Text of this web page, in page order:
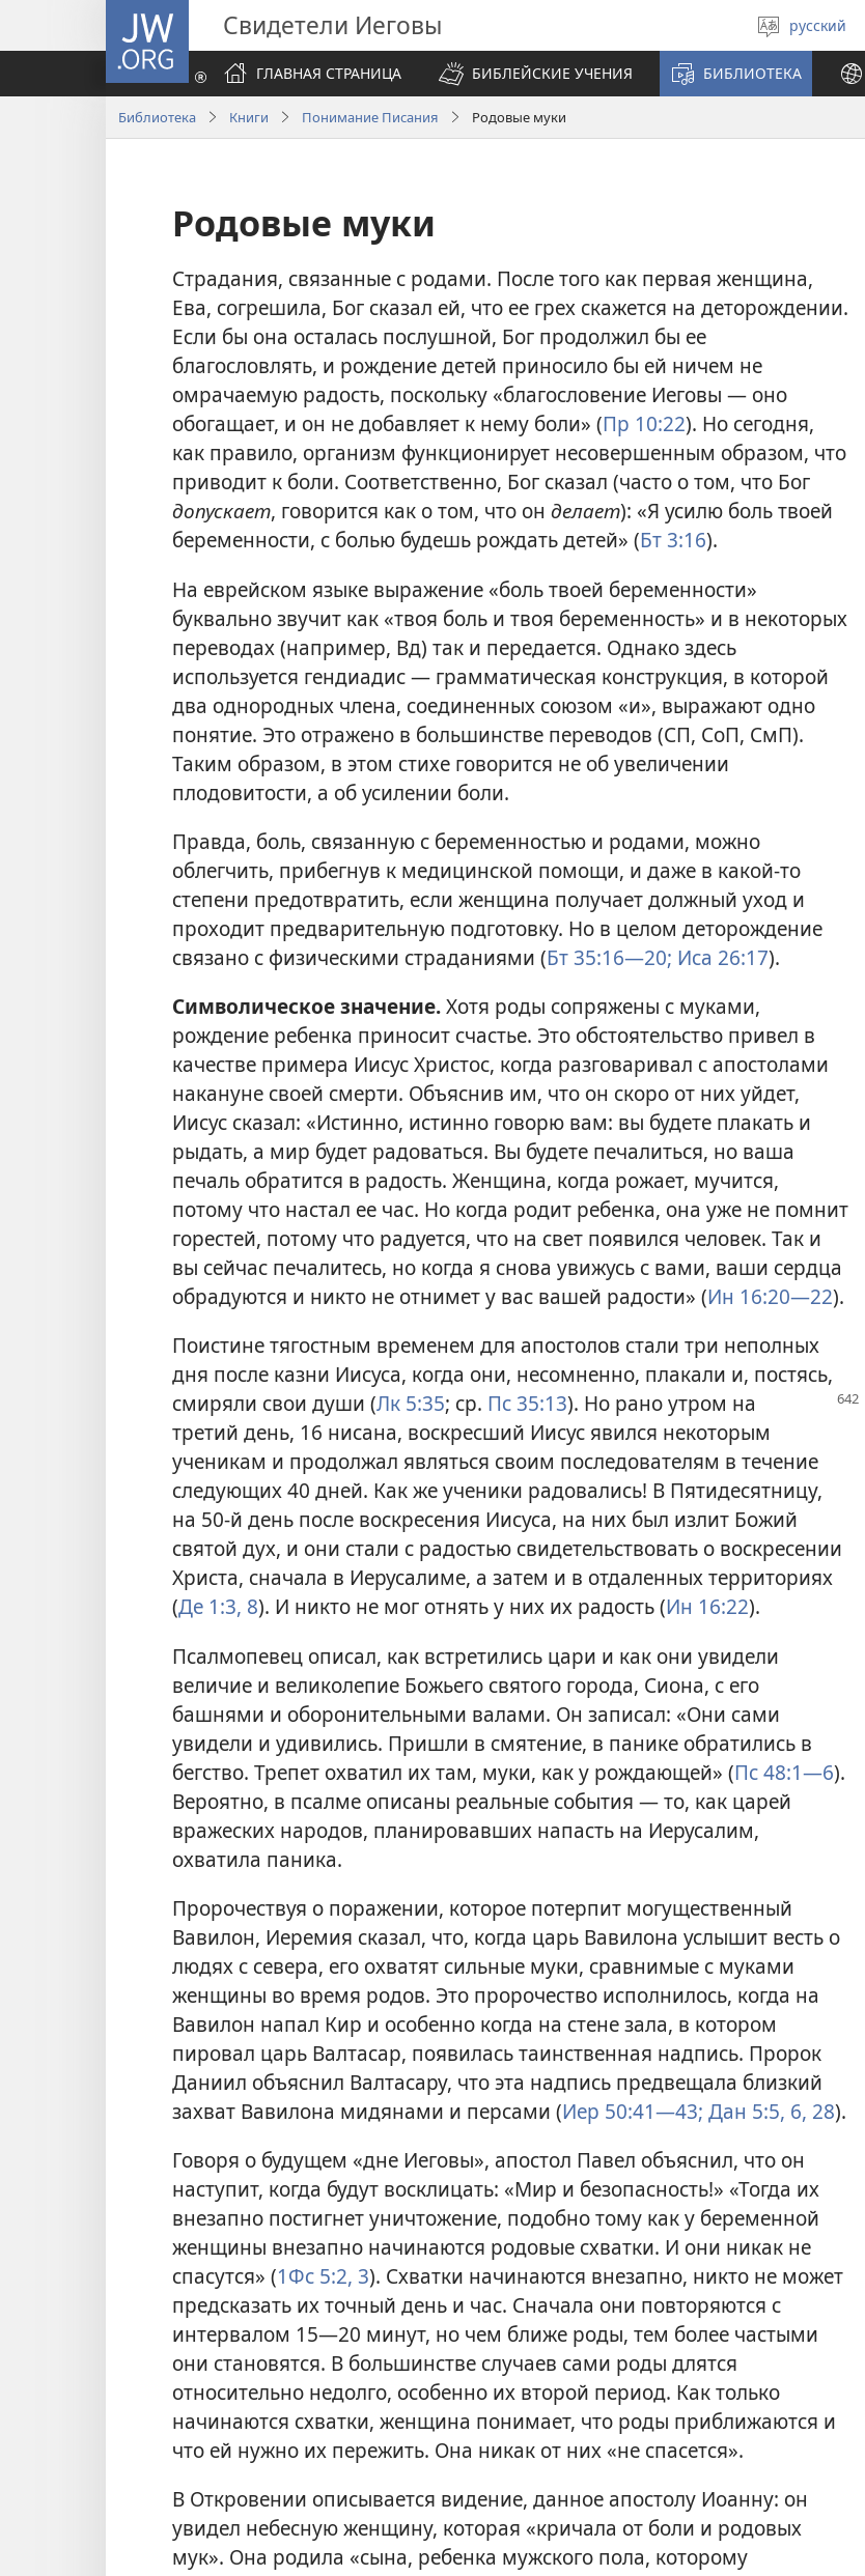
JW.ORG Свидетели Иеговы
Выберите
язык
русский
ГЛАВНАЯ СТРАНИЦА
БИБЛЕЙСКИЕ УЧЕНИЯ БИБЛИОТЕКА
Библиотека Книги Понимание Писания Родовые муки
Родовые муки
Страдания, связанные с родами. После того как первая женщина,
Ева, согрешила, Бог сказал ей, что ее грех скажется на деторождении.
Если бы она осталась послушной, Бог продолжил бы ее
благословлять, и рождение детей приносило бы ей ничем не
омрачаемую радость, поскольку «благословение Иеговы — оно
обогащает, и он не добавляет к нему боли» (Пр 10:22). Но сегодня,
как правило, организм функционирует несовершенным образом, что
приводит к боли. Соответственно, Бог сказал (часто о том, что Бог
допускает, говорится как о том, что он делает): «Я усилю боль твоей
беременности, с болью будешь рождать детей» (Бт 3:16).
На еврейском языке выражение «боль твоей беременности»
буквально звучит как «твоя боль и твоя беременность» и в некоторых
переводах (например, Вд) так и передается. Однако здесь
используется гендиадис — грамматическая конструкция, в которой
два однородных члена, соединенных союзом «и», выражают одно
понятие. Это отражено в большинстве переводов (СП, СоП, СмП).
Таким образом, в этом стихе говорится не об увеличении
плодовитости, а об усилении боли.
Правда, боль, связанную с беременностью и родами, можно
облегчить, прибегнув к медицинской помощи, и даже в какой-то
степени предотвратить, если женщина получает должный уход и
проходит предварительную подготовку. Но в целом деторождение
связано с физическими страданиями (Бт 35:16—20; Иса 26:17).
Символическое значение.Хотя роды сопряжены с муками,
рождение ребенка приносит счастье. Это обстоятельство привел в
качестве примера Иисус Христос, когда разговаривал с апостолами
накануне своей смерти. Объяснив им, что он скоро от них уйдет,
Иисус сказал: «Истинно, истинно говорю вам: вы будете плакать и
рыдать, а мир будет радоваться. Вы будете печалиться, но ваша
печаль обратится в радость. Женщина, когда рожает, мучится,
потому что настал ее час. Но когда родит ребенка, она уже не помнит
горестей, потому что радуется, что на свет появился человек. Так и
вы сейчас печалитесь, но когда я снова увижусь с вами, ваши сердца
обрадуются и никто не отнимет у вас вашей радости» (Ин 16:20—22).
Поистине тягостным временем для апостолов стали три неполных
дня после казни Иисуса, когда они, несомненно, плакали и, постясь,
смиряли свои души (Лк 5:35; ср. Пс 35:13). Но рано утром на
третий день, 16 нисана, воскресший Иисус явился некоторым
ученикам и продолжал являться своим последователям в течение
следующих 40 дней. Как же ученики радовались! В Пятидесятницу,
на 50-й день после воскресения Иисуса, на них был излит Божий
святой дух, и они стали с радостью свидетельствовать о воскресении
Христа, сначала в Иерусалиме, а затем и в отдаленных территориях
(Де 1:3, 8). И никто не мог отнять у них их радость (Ин 16:22).
Псалмопевец описал, как встретились цари и как они увидели
величие и великолепие Божьего святого города, Сиона, с его
башнями и оборонительными валами. Он записал: «Они сами
увидели и удивились. Пришли в смятение, в панике обратились в
бегство. Трепет охватил их там, муки, как у рождающей» (Пс 48:1—6).
Вероятно, в псалме описаны реальные события — то, как царей
вражеских народов, планировавших напасть на Иерусалим,
охватила паника.
Пророчествуя о поражении, которое потерпит могущественный
Вавилон, Иеремия сказал, что, когда царь Вавилона услышит весть о
людях с севера, его охватят сильные муки, сравнимые с муками
женщины во время родов. Это пророчество исполнилось, когда на
Вавилон напал Кир и особенно когда на стене зала, в котором
пировал царь Валтасар, появилась таинственная надпись. Пророк
Даниил объяснил Валтасару, что эта надпись предвещала близкий
захват Вавилона мидянами и персами (Иер 50:41—43; Дан 5:5, 6, 28).
Говоря о будущем «дне Иеговы», апостол Павел объяснил, что он
наступит, когда будут восклицать: «Мир и безопасность!» «Тогда их
внезапно постигнет уничтожение, подобно тому как у беременной
женщины внезапно начинаются родовые схватки. И они никак не
спасутся» (1Фс 5:2, 3). Схватки начинаются внезапно, никто не может
предсказать их точный день и час. Сначала они повторяются с
интервалом 15—20 минут, но чем ближе роды, тем более частыми
они становятся. В большинстве случаев сами роды длятся
относительно недолго, особенно их второй период. Как только
начинаются схватки, женщина понимает, что роды приближаются и
что ей нужно их пережить. Она никак от них «не спасется».
В Откровении описывается видение, данное апостолу Иоанну: он
увидел небесную женщину, которая «кричала от боли и родовых
мук». Она родила «сына, ребенка мужского пола, которому